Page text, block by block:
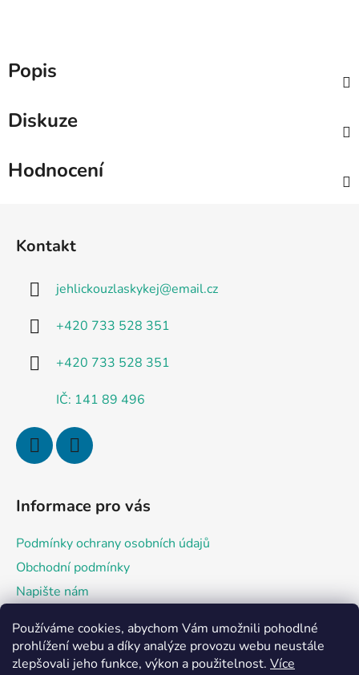
Používáme cookies, abychom Vám umožnili pohodlné
prohlížení webu a díky analýze provozu webu neustále
zlepšovali jeho funkce, výkon a použitelnost. Více
Popis
Diskuze
Hodnocení
Kontakt
jehlickouzlaskykej@email.cz
+420 733 528 351
+420 733 528 351
IČ: 141 89 496
Informace pro vás
Podmínky ochrany osobních údajů
Obchodní podmínky
Napište nám
Přijímáme online platby